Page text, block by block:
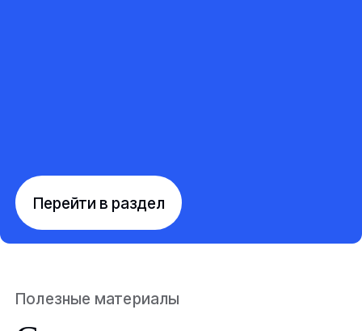
Перейти в раздел
Полезные материалы